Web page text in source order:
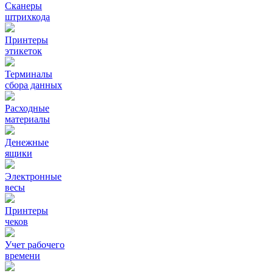
Сканеры
штрихкода
Принтеры
этикеток
Терминалы
сбора данных
Расходные
материалы
Денежные
ящики
Электронные
весы
Принтеры
чеков
Учет рабочего
времени